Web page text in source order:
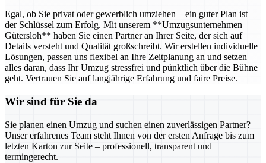
Egal, ob Sie privat oder gewerblich umziehen – ein guter Plan ist
der Schlüssel zum Erfolg. Mit unserem **Umzugsunternehmen
Gütersloh** haben Sie einen Partner an Ihrer Seite, der sich auf
Details versteht und Qualität großschreibt. Wir erstellen individuelle
Lösungen, passen uns flexibel an Ihre Zeitplanung an und setzen
alles daran, dass Ihr Umzug stressfrei und pünktlich über die Bühne
geht. Vertrauen Sie auf langjährige Erfahrung und faire Preise.
Wir sind für Sie da
Sie planen einen Umzug und suchen einen zuverlässigen Partner?
Unser erfahrenes Team steht Ihnen von der ersten Anfrage bis zum
letzten Karton zur Seite – professionell, transparent und
termingerecht.